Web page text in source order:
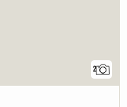
2